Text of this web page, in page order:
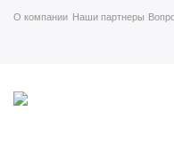
О компании Наши партнеры